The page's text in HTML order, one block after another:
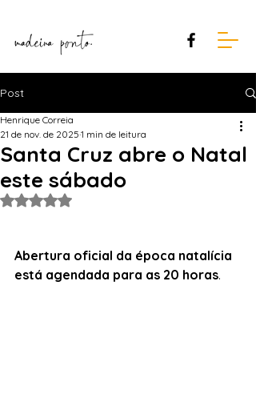
Post
Santa Cruz abre o Natal
este sábado
Henrique Correia
21 de nov. de 2025 1 min de leitura
Avaliado com NaN de 5 estrelas.
Abertura oficial da época natalícia
está agendada para as 20 horas.